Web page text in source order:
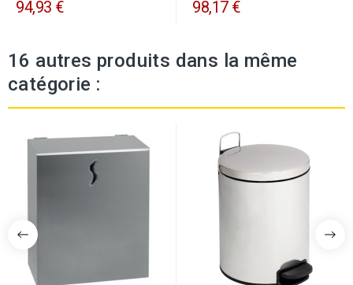
94,93 € 98,17 €
16 autres produits dans la même
catégorie :